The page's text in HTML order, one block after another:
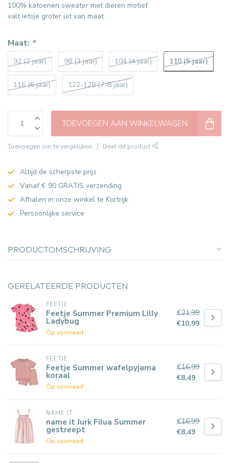
100% katoenen sweater met dieren motief
valt ietsje groter uit van maat
Maat: *
92 (2 jaar) 98 (3 jaar) 104 (4 jaar) 110 (5 jaar)
116 (6 jaar) 122-128 (7-8 jaar)
TOEVOEGEN AAN WINKELWAGEN
Toevoegen om te vergelijken Deel dit product
Altijd de scherpste prijs
Vanaf € 90 GRATIS verzending
Afhalen in onze winkel te Kortrijk
Persoonlijke service
PRODUCTOMSCHRIJVING
GERELATEERDE PRODUCTEN
FEETJE
Feetje Summer Premium Lilly
Ladybug
Op voorraad
€21,99
€10,99
FEETJE
Feetje Summer wafelpyjama
koraal
Op voorraad
€16,99
€8,49
NAME IT
name it Jurk Filua Summer
gestreept
Op voorraad
€16,99
€8,49